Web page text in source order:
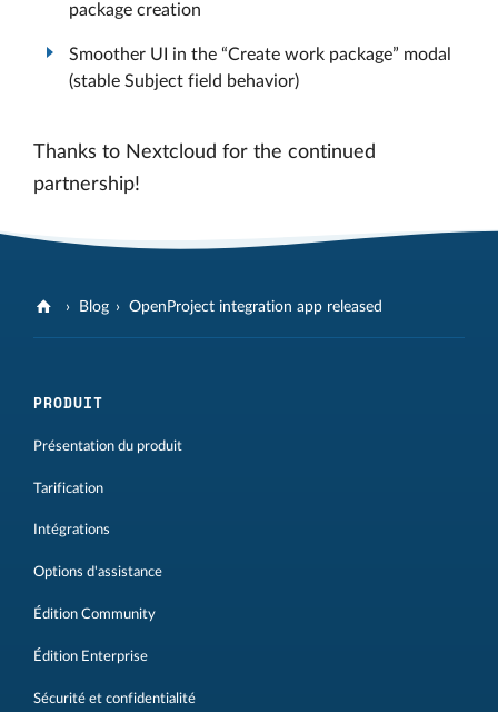
package creation
Smoother UI in the “Create work package” modal
(stable Subject field behavior)
Thanks to Nextcloud for the continued
partnership!
Blog OpenProject integration app released
PRODUIT
Présentation du produit
Tarification
Intégrations
Options d'assistance
Édition Community
Édition Enterprise
Sécurité et confidentialité